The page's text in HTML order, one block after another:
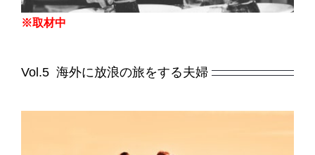
※取材中
Vol.5 海外に放浪の旅をする夫婦